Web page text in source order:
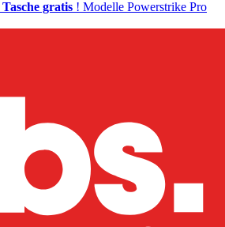
Tasche gratis ! Modelle Powerstrike Pro